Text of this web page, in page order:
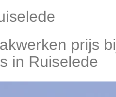
prijs
in Ruiselede